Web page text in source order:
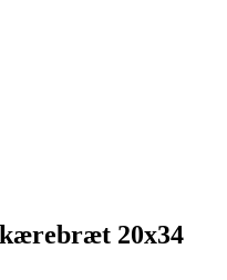
20x34